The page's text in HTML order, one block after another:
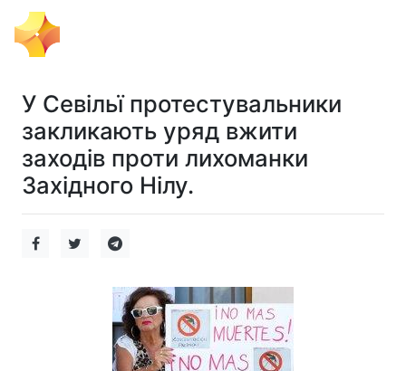
У Севільї протестувальники
закликають уряд вжити
заходів проти лихоманки
Західного Нілу.